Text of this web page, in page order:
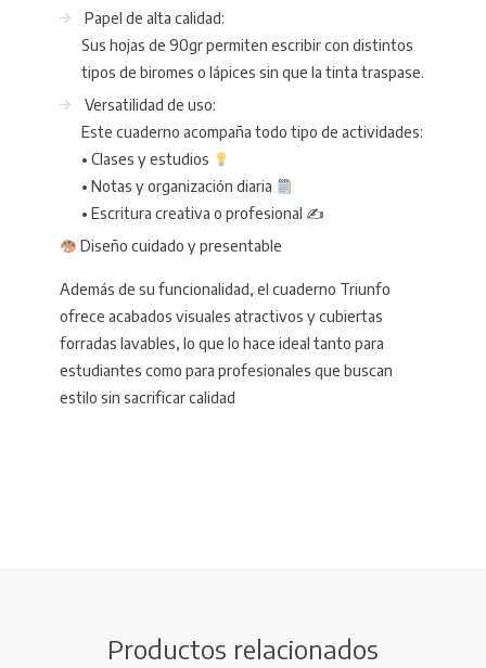
Papel de alta calidad:
Sus hojas de 90gr permiten escribir con distintos
tipos de biromes o lápices sin que la tinta traspase.
Versatilidad de uso:
Este cuaderno acompaña todo tipo de actividades:
• Clases y estudios
• Notas y organización diaria
• Escritura creativa o profesional ✍️
Diseño cuidado y presentable
Además de su funcionalidad, el cuaderno Triunfo
ofrece acabados visuales atractivos y cubiertas
forradas lavables, lo que lo hace ideal tanto para
estudiantes como para profesionales que buscan
estilo sin sacrificar calidad
Productos relacionados